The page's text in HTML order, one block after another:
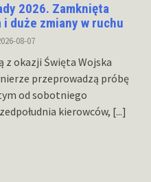
2026. Zamknięta
i duże zmiany w ruchu
08-07
z okazji Święta Wojska
przeprowadzą próbę
od sobotniego
kierowców, [...]